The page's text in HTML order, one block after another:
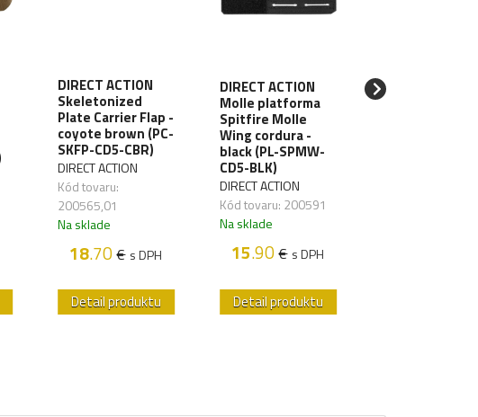
DIRECT ACTION
Skeletonized
Plate Carrier Flap -
coyote brown (PC-
SKFP-CD5-CBR)
DIRECT ACTION
Kód tovaru:
200565,01
Na sklade
18.70€ s DPH
Detail produktu
DIRECT ACTION
Molle platforma
Spitfire Molle
Wing cordura -
black (PL-SPMW-
CD5-BLK)
DIRECT ACTION
Kód tovaru: 200591
Na sklade
15.90€ s DPH
Detail produktu
DIRECT ACTION
Molle